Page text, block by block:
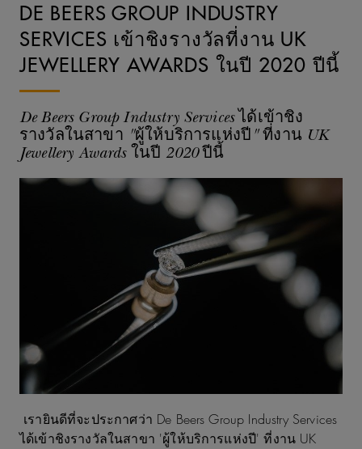
DE BEERS GROUP INDUSTRY
SERVICES เข้าชิงรางวัลที่งาน UK
JEWELLERY AWARDS ในปี 2020 ปีนี้
De Beers Group Industry Services ได้เข้าชิง
รางวัลในสาขา "ผู้ให้บริการแห่งปี" ที่งาน UK
Jewellery Awards ในปี 2020 ปีนี้
เรายินดีที่จะประกาศว่า De Beers Group Industry Services
ได้เข้าชิงรางวัลในสาขา 'ผู้ให้บริการแห่งปี' ที่งาน UK